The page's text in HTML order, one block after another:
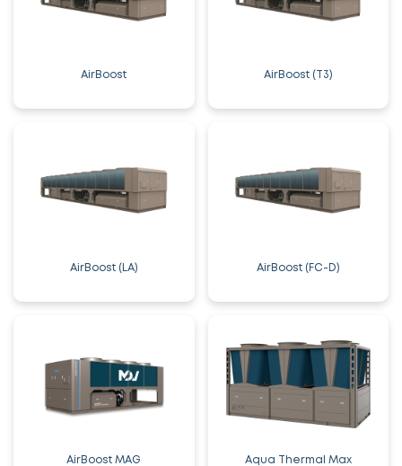
AirBoost AirBoost (T3)
AirBoost (LA) AirBoost (FC-D)
AirBoost MAG Aqua Thermal Max